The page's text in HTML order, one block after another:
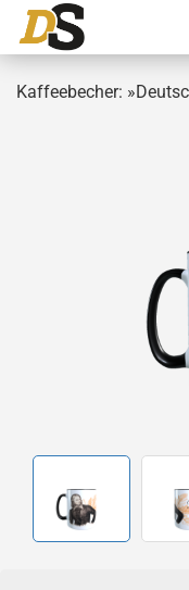
Kaffeebecher: